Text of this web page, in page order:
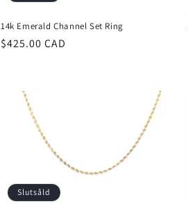
14k Emerald Channel Set Ring
Ordinarie
$425.00 CAD
Slutsåld